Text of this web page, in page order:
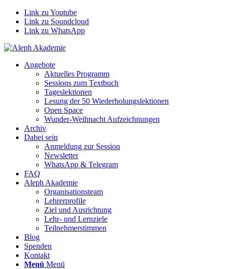
Link zu Youtube
Link zu Soundcloud
Link zu WhatsApp
Angebote
Aktuelles Programm
Sessions zum Textbuch
Tageslektionen
Lesung der 50 Wiederholungslektionen
Open Space
Wunder-Weihnacht Aufzeichnungen
Archiv
Dabei sein
Anmeldung zur Session
Newsletter
WhatsApp & Telegram
FAQ
Aleph Akademie
Organisationsteam
Lehrerprofile
Ziel und Ausrichtung
Lehr- und Lernziele
Teilnehmerstimmen
Blog
Spenden
Kontakt
Menü Menü